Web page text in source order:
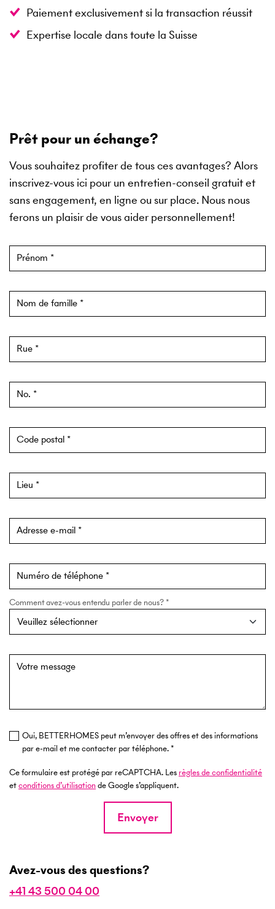
Paiement exclusivement si la transaction réussit
Expertise locale dans toute la Suisse
Prêt pour un échange?
Vous souhaitez profiter de tous ces avantages? Alors
inscrivez-vous ici pour un entretien-conseil gratuit et
sans engagement, en ligne ou sur place. Nous nous
ferons un plaisir de vous aider personnellement!
pour shooting
Prénom
Nom de famille
Rue
No.
Code postal
Lieu
Adresse e-mail
Numéro de téléphone
Comment avez-vous entendu parler de nous?
Votre message
Oui, BETTERHOMES peut m’envoyer des offres et des informations
par e-mail et me contacter par téléphone.
Ce formulaire est protégé par reCAPTCHA. Les règles de confidentialité
etconditions d’utilisationde Google s’appliquent.
Envoyer
Avez-vous des questions?
+41 43 500 04 00